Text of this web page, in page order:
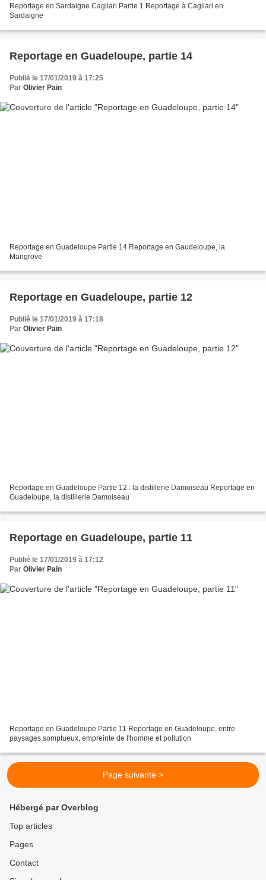
Reportage en Sardaigne Cagliari Partie 1 Reportage à Cagliari en
Sardaigne
Reportage en Guadeloupe, partie 14
Publié le 17/01/2019 à 17:25
Par Olivier Pain
Reportage en Guadeloupe Partie 14 Reportage en Gaudeloupe, la
Mangrove
Reportage en Guadeloupe, partie 12
Publié le 17/01/2019 à 17:18
Par Olivier Pain
Reportage en Guadeloupe Partie 12 : la distillerie Damoiseau Reportage en
Guadeloupe, la distillerie Damoiseau
Reportage en Guadeloupe, partie 11
Publié le 17/01/2019 à 17:12
Par Olivier Pain
Reportage en Guadeloupe Partie 11 Reportage en Guadeloupe, entre
paysages somptueux, empreinte de l'homme et pollution
Page suivante >
Hébergé par Overblog
Top articles
Pages
Contact